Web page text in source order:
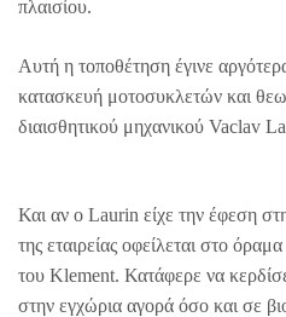
πλαισίου.
Αυτή η τοποθέτηση έγινε
κατασκευή μοτοσυκλετών και
διαισθητικού μηχανικού Vaclav
Και αν ο Laurin είχε την έφεση
της εταιρείας οφείλεται στο
του Klement. Κατάφερε να
στην εγχώρια αγορά όσο και σε